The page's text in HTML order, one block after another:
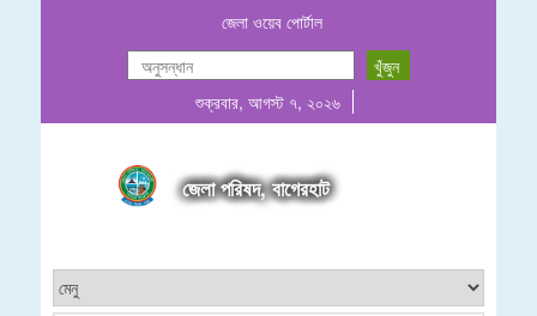
জেলা ওয়েব পোর্টাল
শুক্রবার, আগস্ট ৭, ২০২৬
জেলা পরিষদ, বাগেরহাট